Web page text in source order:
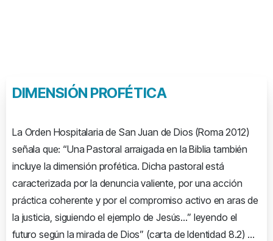
DIMENSIÓN PROFÉTICA
La Orden Hospitalaria de San Juan de Dios (Roma 2012)
señala que: “Una Pastoral arraigada en la Biblia también
incluye la dimensión profética. Dicha pastoral está
caracterizada por la denuncia valiente, por una acción
práctica coherente y por el compromiso activo en aras de
la justicia, siguiendo el ejemplo de Jesús…” leyendo el
futuro según la mirada de Dios” (carta de Identidad 8.2) …